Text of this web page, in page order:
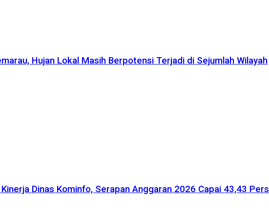
Hujan Lokal Masih Berpotensi Terjadi di Sejumlah Wilayah
Dinas Kominfo, Serapan Anggaran 2026 Capai 43,43